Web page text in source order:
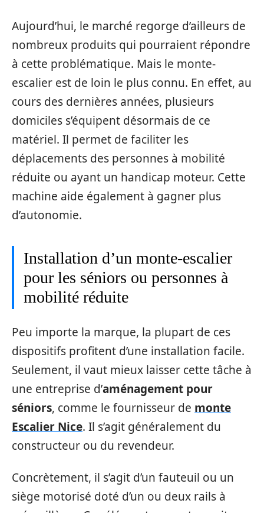
Aujourd’hui, le marché regorge d’ailleurs de
nombreux produits qui pourraient répondre
à cette problématique. Mais le monte-
escalier est de loin le plus connu. En effet, au
cours des dernières années, plusieurs
domiciles s’équipent désormais de ce
matériel. Il permet de faciliter les
déplacements des personnes à mobilité
réduite ou ayant un handicap moteur. Cette
machine aide également à gagner plus
d’autonomie.
Installation d’un monte-escalier
pour les séniors ou personnes à
mobilité réduite
Peu importe la marque, la plupart de ces
dispositifs profitent d’une installation facile.
Seulement, il vaut mieux laisser cette tâche à
une entreprise d’aménagement pour
séniors, comme le fournisseur de monte
Escalier Nice. Il s’agit généralement du
constructeur ou du revendeur.
Concrètement, il s’agit d’un fauteuil ou un
siège motorisé doté d’un ou deux rails à